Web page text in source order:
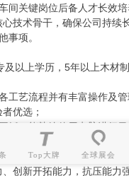
间关键岗位后备人才长效
技术骨干，确保公司持续
事项。
及以上学历，5年以上木材
工艺流程并有丰富操作及
优选；
纸，能熟练使用电脑进行日
和成功经验；
道德素养及较强的领导能
创新开拓能力，抗压能力
Top大牌 全球展会